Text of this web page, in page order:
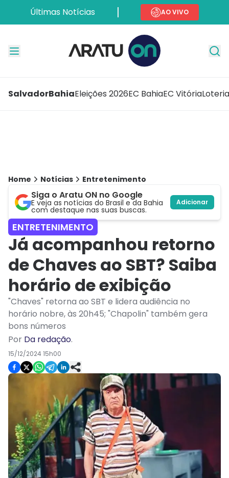
Últimas Notícias AO VIVO
SalvadorBahiaEleições 2026EC BahiaEC Vitória
Home Notícias Entretenimento
Siga o Aratu ON no Google
E veja as notícias do Brasil e da Bahia
com destaque nas suas buscas.
Adicionar
ENTRETENIMENTO
Já acompanhou retorno
de Chaves ao SBT? Saiba
horário de exibição
"Chaves" retorna ao SBT e lidera audiência no
horário nobre, às 20h45; "Chapolin" também gera
bons números
Por Da redação.
15/12/2024 15h00